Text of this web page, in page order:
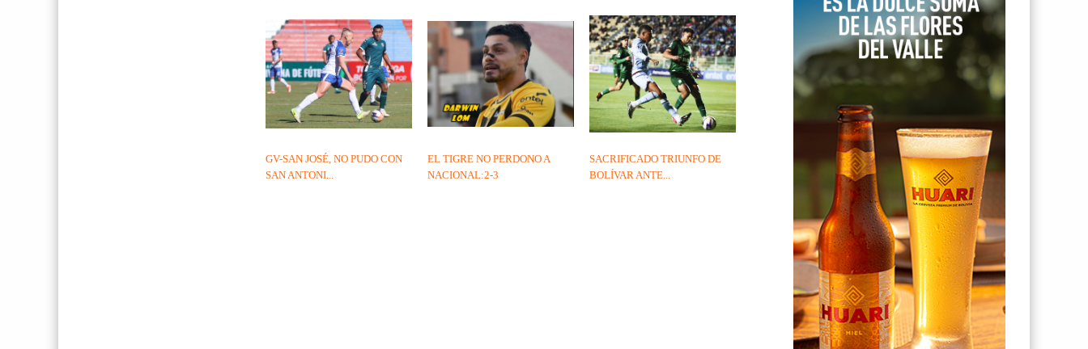
SACRIFICADO TRIUNFO DE
BOLÍVAR ANTE...
EL TIGRE NO PERDONO A
NACIONAL:2-3
GV-SAN JOSÉ, NO PUDO CON
SAN ANTONI...